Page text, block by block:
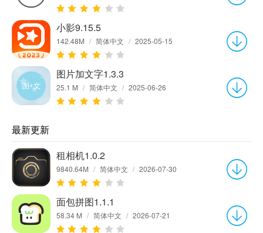
小影9.15.5
142.48M / 简体中文 / 2025-05-15
图片加文字1.3.3
25.1 M / 简体中文 / 2025-06-26
最新更新
租相机1.0.2
9840.64M / 简体中文 / 2026-07-30
面包拼图1.1.1
58.34 M / 简体中文 / 2026-07-21